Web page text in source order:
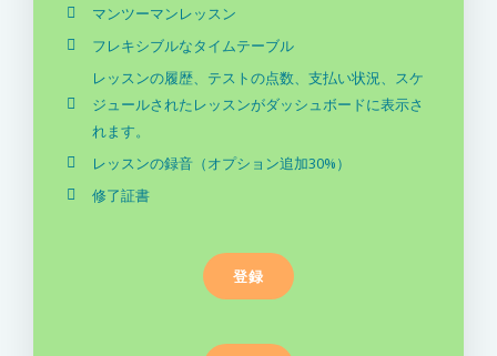
マンツーマンレッスン
フレキシブルなタイムテーブル
レッスンの履歴、テストの点数、支払い状況、スケ
ジュールされたレッスンがダッシュボードに表示さ
れます。
レッスンの録音（オプション追加30%）
修了証書
登録